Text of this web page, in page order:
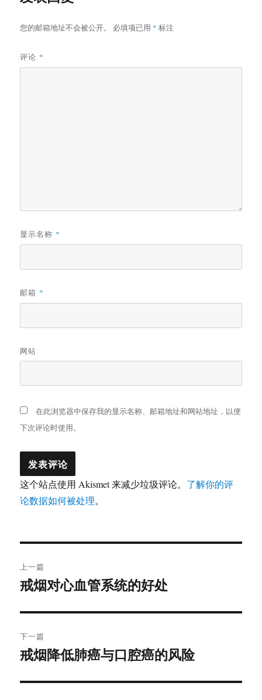
您的邮箱地址不会被公开。 必填项已用 * 标注
评论 *
显示名称 *
邮箱 *
网站
在此浏览器中保存我的显示名称、邮箱地址和网站地址，以便
下次评论时使用。
这个站点使用 Akismet 来减少垃圾评论。 了解你的评
论数据如何被处理。
章
航
上一篇
上
文
章：
戒烟对心血管系统的好处
下一篇
下
文
戒烟降低肺癌与口腔癌的风险